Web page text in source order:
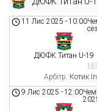
11 Лис 2025 -10:00
ДЮФК Титан U-19
Арбітр: Котик
9 Лис 2025 -12:00